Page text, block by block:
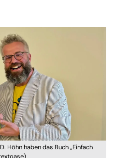
Höhn haben das Buch „Einfach